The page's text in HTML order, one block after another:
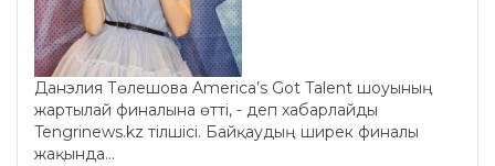
Данэлия Төлешова America’s Got Talent шоуының
жартылай финалына өтті, - деп хабарлайды
Tengrinews.kz тілшісі. Байқаудың ширек финалы
жақында...